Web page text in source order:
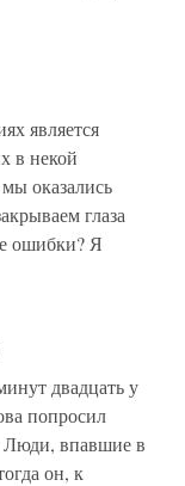
является
в некой
оказались
глаза
ошибки? Я
двадцать у
попросил
Люди, впавшие в
он, к